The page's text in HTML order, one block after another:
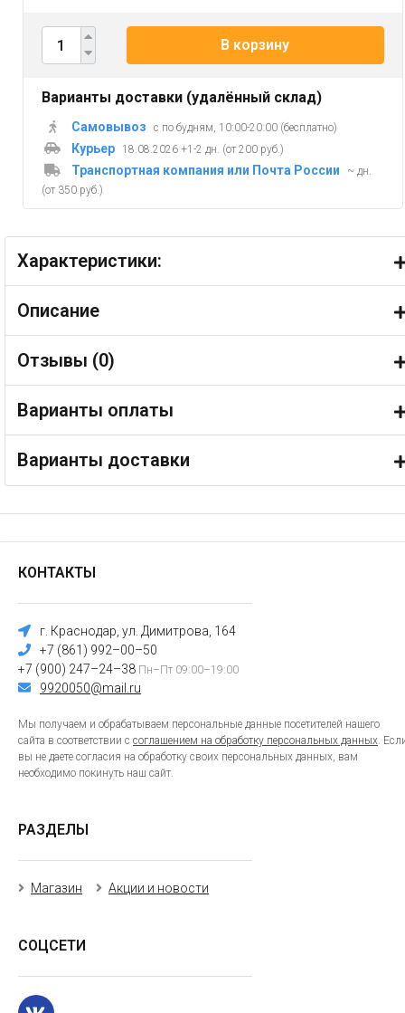
В корзину
Варианты доставки (удалённый склад)
Самовывоз с по будням, 10:00-20:00 (бесплатно)
Курьер 18.08.2026 +1-2 дн. (от 200 руб.)
Транспортная компания или Почта России
~ дн.
(от 350 руб.)
Характеристики:
Описание
Отзывы (0)
Варианты оплаты
Варианты доставки
КОНТАКТЫ
г. Краснодар, ул. Димитрова, 164
+7 (861) 992–00–50
+7 (900) 247–24–38 Пн–Пт 09:00–19:00
9920050@mail.ru
Мы получаем и обрабатываем персональные данные посетителей нашего
сайта в соответствии с соглашением на обработку персональных данных.
вы не даете согласия на обработку своих персональных данных, вам
необходимо покинуть наш сайт.
РАЗДЕЛЫ
Магазин Акции и новости
СОЦСЕТИ